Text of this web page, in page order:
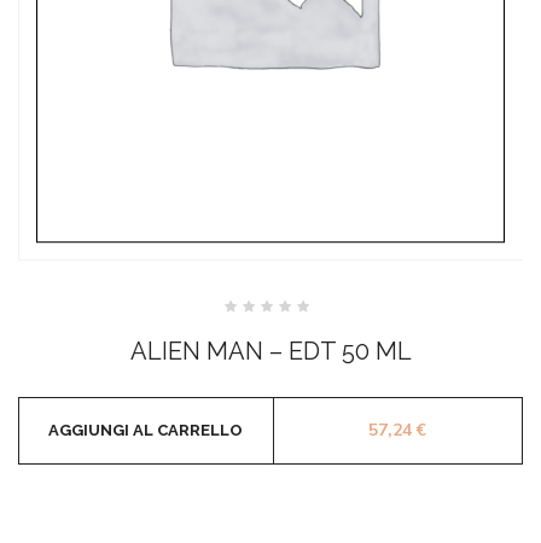
su
5
ALIEN MAN – EDT 50 ML
57,24€
AGGIUNGI AL CARRELLO